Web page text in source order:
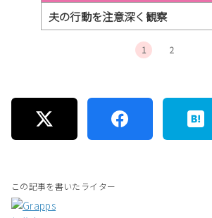
夫の行動を注意深く観察
1 2
この記事を書いたライター